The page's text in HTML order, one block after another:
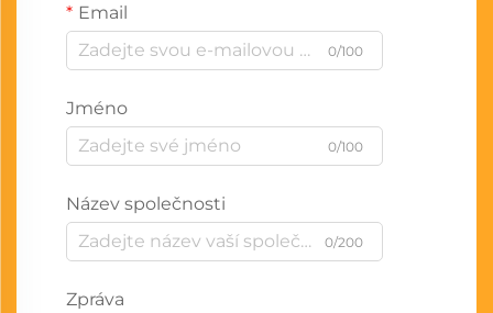
Email
0/100
Jméno
0/100
Název společnosti
0/200
Zpráva